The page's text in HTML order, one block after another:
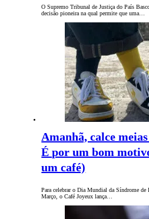
O Supremo Tribunal de Justiça do País
decisão pioneira na qual permite que uma…
Amanhã, calce
É por um bom
um café)
Para celebrar o Dia Mundial da Síndrome de
Março, o Café Joyeux lança…